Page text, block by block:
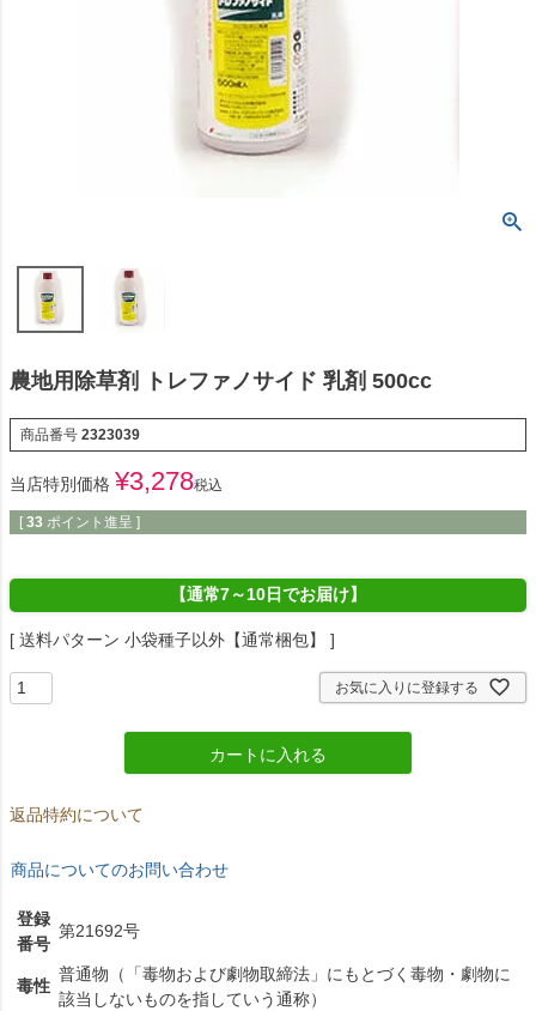
農地用除草剤 トレファノサイド 乳剤 500cc
商品番号 2323039
当店特別価格 ¥3,278税込
[ 33 ポイント進呈 ]
【通常7～10日でお届け】
送料パターン 小袋種子以外【通常梱包】
お気に入りに登録する
カートに入れる
返品特約について
商品についてのお問い合わせ
登録
番号
第21692号
毒性
普通物（「毒物および劇物取締法」にもとづく毒物・劇物に
該当しないものを指していう通称）